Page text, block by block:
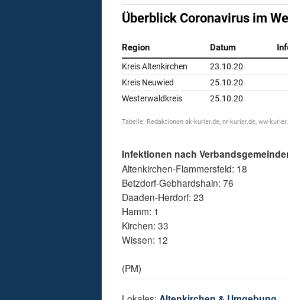
Infektionen nach
Altenkirchen-Flammersfeld: 18
Betzdorf-Gebhardshain: 76
Daaden-Herdorf: 23
Hamm: 1
Kirchen: 33
Wissen: 12
(PM)